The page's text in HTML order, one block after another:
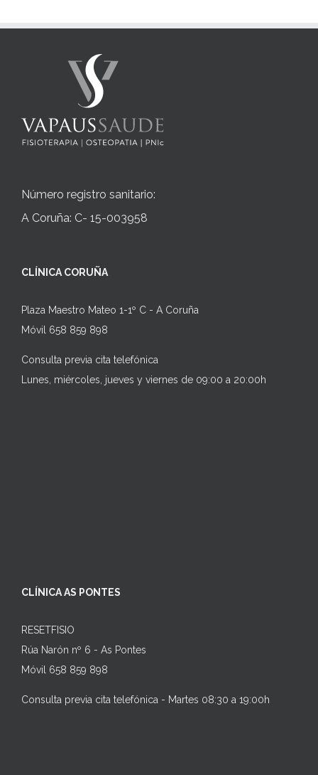
Número registro sanitario:
A Coruña: C- 15-003958
CLÍNICA CORUÑA
Plaza Maestro Mateo 1-1º C - A Coruña
Móvil 658 859 898
Consulta previa cita telefónica
Lunes, miércoles, jueves y viernes de 09:00 a 20:00h
CLÍNICA AS PONTES
RESETFISIO
Rúa Narón nº 6 - As Pontes
Móvil 658 859 898
Consulta previa cita telefónica - Martes 08:30 a 19:00h